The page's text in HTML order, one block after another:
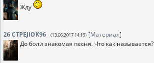
Жду
26CTPEJIOK96 (13.06.2017 14:19) [Материал]
До боли знакомая песня. Что как называется?